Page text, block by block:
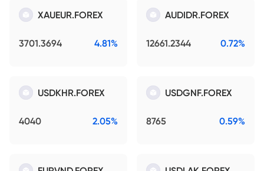
XAUEUR.FOREX
3701.3694 4.81%
AUDIDR.FOREX
12661.2344 0.72%
USDKHR.FOREX
4040 2.05%
USDGNF.FOREX
8765 0.59%